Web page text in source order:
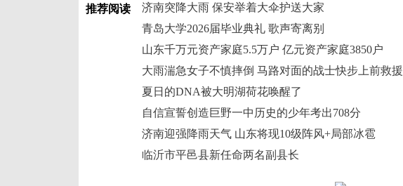
推荐阅读
济南突降大雨 保安举着大伞护送大家
青岛大学2026届毕业典礼 歌声寄离别
山东千万元资产家庭5.5万户 亿元资产家庭3850户
大雨湍急女子不慎摔倒 马路对面的战士快步上前救援
夏日的DNA被大明湖荷花唤醒了
自信宣誓创造巨野一中历史的少年考出708分
济南迎强降雨天气 山东将现10级阵风+局部冰雹
临沂市平邑县新任命两名副县长